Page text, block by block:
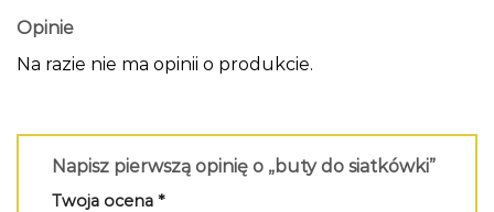
Opinie
Na razie nie ma opinii o produkcie.
Napisz pierwszą opinię o „buty do siatkówki”
Twoja ocena *